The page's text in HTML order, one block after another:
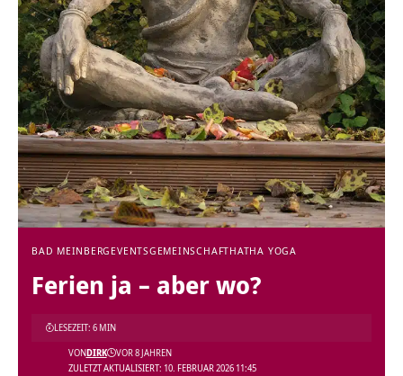
BAD MEINBERG EVENTSGEMEINSCHAFTHATHA YOGA
Ferien ja – aber wo?
ZULETZT AKTUALISIERT: 10. FEBRUAR 2026 11:45
VONDIRK VOR 8 JAHREN
LESEZEIT: 6 MIN